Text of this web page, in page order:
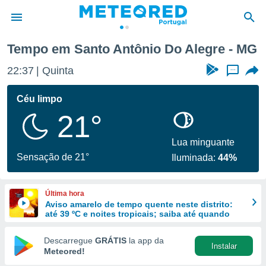
da
foi
fornecidas
a este
das
e
forma
digital
Tempo em Santo Antônio Do Alegre - MG
22:37 Quinta ...
Céu limpo
21°
Sensação de 21°
Lua minguante
Iluminada:44%
Última hora
Aviso amarelo de tempo quente neste distrito:
até 39 ºC e noites tropicais; saiba até quando
Descarregue GRÁTIS la app da
Meteored!
Instalar